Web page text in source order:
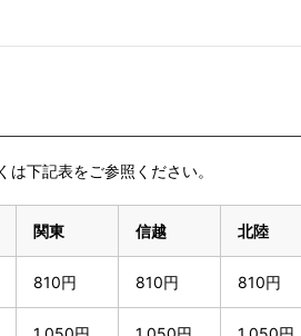
下記表をご参照ください。
関東 信越 北陸
810円 810円 810円